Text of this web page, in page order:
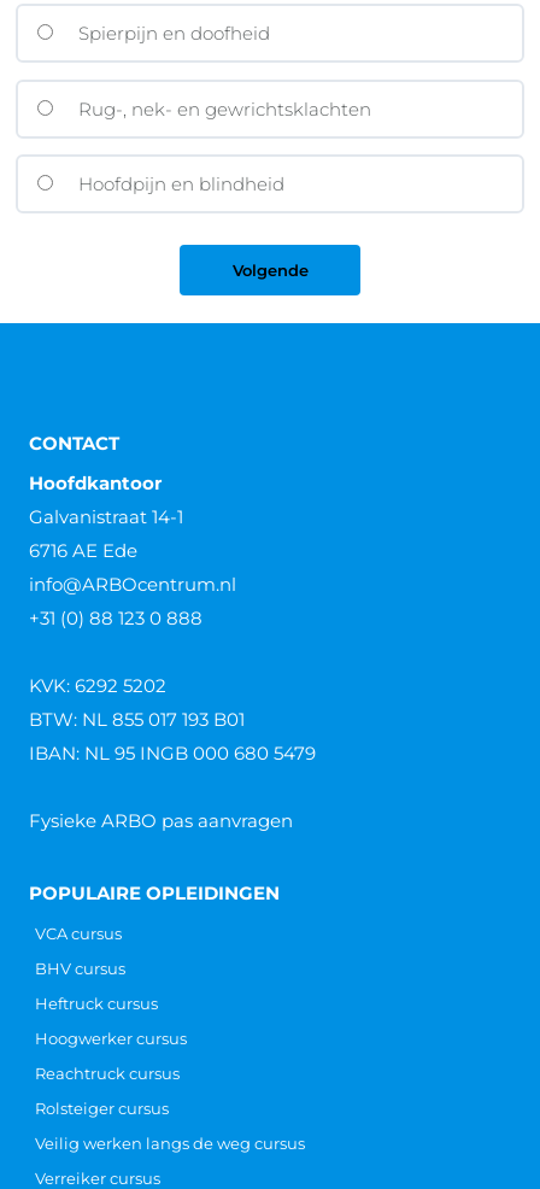
Spierpijn en doofheid
Rug-, nek- en gewrichtsklachten
Hoofdpijn en blindheid
CONTACT
Hoofdkantoor
Galvanistraat 14-1
6716 AE Ede
info@ARBOcentrum.nl
+31 (0) 88 123 0 888
KVK: 6292 5202
BTW: NL 855 017 193 B01
IBAN: NL 95 INGB 000 680 5479
Fysieke ARBO pas aanvragen
POPULAIRE OPLEIDINGEN
VCA cursus
BHV cursus
Heftruck cursus
Hoogwerker cursus
Reachtruck cursus
Rolsteiger cursus
Veilig werken langs de weg cursus
Verreiker cursus